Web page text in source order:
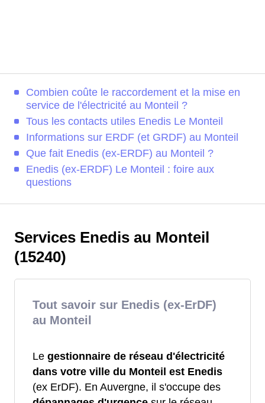
Combien coûte le raccordement et la mise en
service de l'électricité au Monteil ?
Tous les contacts utiles Enedis Le Monteil
Informations sur ERDF (et GRDF) au Monteil
Que fait Enedis (ex-ERDF) au Monteil ?
Enedis (ex-ERDF) Le Monteil : foire aux
questions
Services Enedis au Monteil
(15240)
Tout savoir sur Enedis (ex-ErDF)
au Monteil
Le gestionnaire de réseau d'électricité
dans votre ville du Monteil est Enedis
(ex ErDF). En Auvergne, il s'occupe des